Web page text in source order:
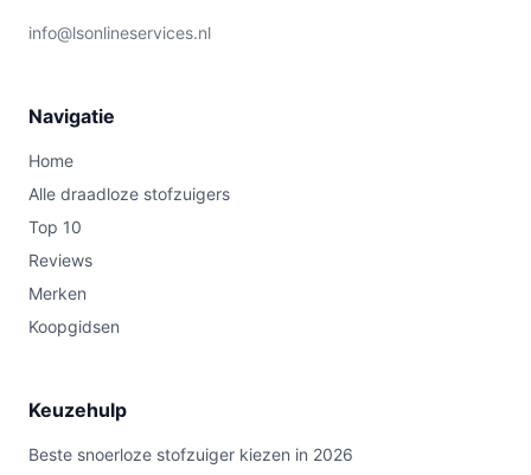
info@lsonlineservices.nl
Navigatie
Home
Alle draadloze stofzuigers
Top 10
Reviews
Merken
Koopgidsen
Keuzehulp
Beste snoerloze stofzuiger kiezen in 2026